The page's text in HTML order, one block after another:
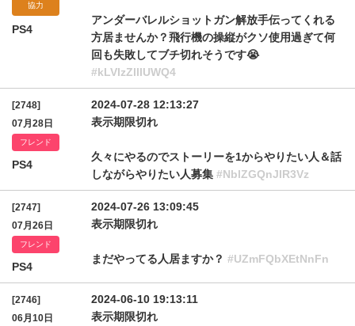
協力
PS4
アンダーバレルショットガン解放手伝ってくれる
方居ませんか？飛行機の操縦がクソ使用過ぎて何
回も失敗してブチ切れそうです😭
#kLVIzZlllUWQ4
[2748]
07月28日
フレンド
PS4
2024-07-28 12:13:27
表示期限切れ
久々にやるのでストーリーを1からやりたい人＆話
しながらやりたい人募集 #NblZGQnJIR3Vz
[2747]
07月26日
フレンド
PS4
2024-07-26 13:09:45
表示期限切れ
まだやってる人居ますか？ #UZmFQbXEtNnFn
[2746]
06月10日
2024-06-10 19:13:11
表示期限切れ